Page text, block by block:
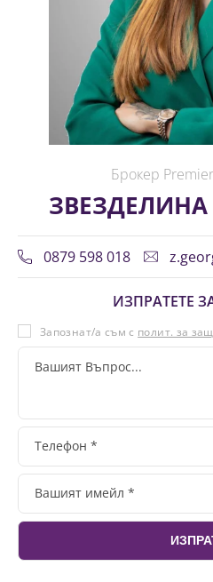
Брокер
ЗВЕЗДЕЛИНА
0879 598 018
ИЗПРАТЕТЕ
Запознат/а съм с полит. за